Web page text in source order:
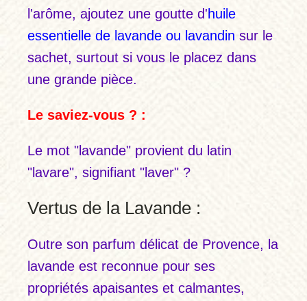
l'arôme, ajoutez une goutte d'huile
essentielle de lavande ou lavandin sur le
sachet, surtout si vous le placez dans
une grande pièce.
Le saviez-vous ? :
Le mot "lavande" provient du latin
"lavare", signifiant "laver" ?
Vertus de la Lavande :
Outre son parfum délicat de Provence, la
lavande est reconnue pour ses
propriétés apaisantes et calmantes,